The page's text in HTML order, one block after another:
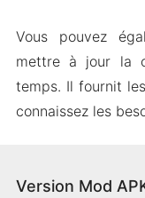
Vous pouvez
mettre à jour la
temps. Il fournit
connaissez les
Version Mod